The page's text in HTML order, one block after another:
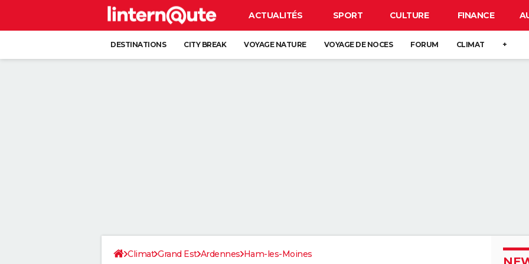
ACTUALITÉS SPORT CULTURE FINANCE
DESTINATIONS CITY BREAK VOYAGE NATURE VOYAGE DE NOCES FORUM CLIMAT +
Climat Grand Est Ardennes Ham-les-Moines